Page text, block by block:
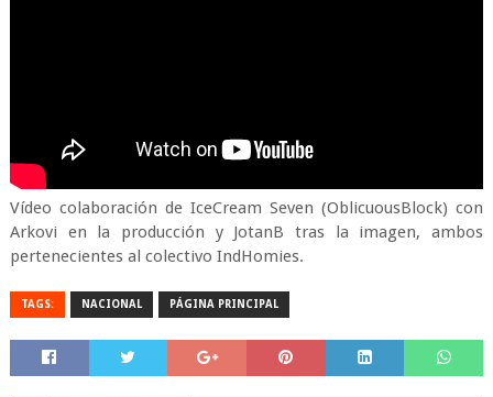
Vídeo colaboración de IceCream Seven (OblicuousBlock) con
Arkovi en la producción y JotanB tras la imagen, ambos
pertenecientes al colectivo IndHomies.
TAGS: NACIONAL PÁGINA PRINCIPAL